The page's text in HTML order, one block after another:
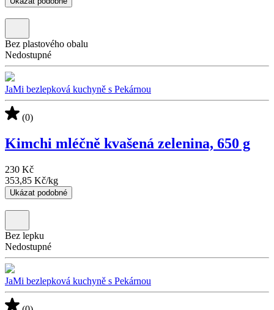
Ukázat podobné
Bez plastového obalu
Nedostupné
JaMi bezlepková kuchyně s Pekárnou
(0)
Kimchi mléčně kvašená zelenina, 650 g
230 Kč
353,85 Kč/kg
Ukázat podobné
Bez lepku
Nedostupné
JaMi bezlepková kuchyně s Pekárnou